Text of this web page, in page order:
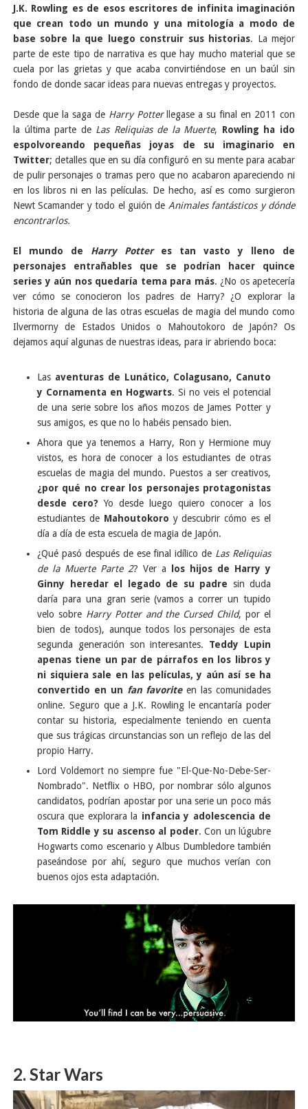
J.K. Rowling es de esos escritores de infinita imaginación
que crean todo un mundo y una mitología a modo de
base sobre la que luego construir sus historias. La mejor
parte de este tipo de narrativa es que hay mucho material que se
cuela por las grietas y que acaba convirtiéndose en un baúl sin
fondo de donde sacar ideas para nuevas entregas y proyectos.
Desde que la saga de Harry Potter llegase a su final en 2011 con
la última parte de Las Reliquias de la Muerte, Rowling ha ido
espolvoreando pequeñas joyas de su imaginario en
Twitter; detalles que en su día configuró en su mente para acabar
de pulir personajes o tramas pero que no acabaron apareciendo ni
en los libros ni en las películas. De hecho, así es como surgieron
Newt Scamander y todo el guión de Animales fantásticos y dónde
encontrarlos.
El mundo de Harry Potteres tan vasto y lleno de
personajes entrañables que se podrían hacer quince
series y aún nos quedaría tema para más. ¿No os apetecería
ver cómo se conocieron los padres de Harry? ¿O explorar la
historia de alguna de las otras escuelas de magia del mundo como
Ilvermorny de Estados Unidos o Mahoutokoro de Japón? Os
dejamos aquí algunas de nuestras ideas, para ir abriendo boca:
Las aventuras de Lunático, Colagusano, Canuto
y Cornamenta en Hogwarts. Si no veis el potencial
de una serie sobre los años mozos de James Potter y
sus amigos, es que no lo habéis pensado bien.
Ahora que ya tenemos a Harry, Ron y Hermione muy
vistos, es hora de conocer a los estudiantes de otras
escuelas de magia del mundo. Puestos a ser creativos,
¿por qué no crear los personajes protagonistas
desde cero? Yo desde luego quiero conocer a los
estudiantes de Mahoutokoro y descubrir cómo es el
día a día de esta escuela de magia de Japón.
¿Qué pasó después de ese final idílico de Las Reliquias
de la Muerte Parte 2? Ver a
los hijos de Harry y
Ginny heredar el legado de su padre sin duda
daría para una gran serie (vamos a correr un tupido
velo sobre Harry Potter and the Cursed Child, por el
bien de todos), aunque todos los personajes de esta
segunda generación son interesantes. Teddy Lupin
apenas tiene un par de párrafos en los libros y
ni siquiera sale en las películas, y aún así se ha
convertido en un fan favoriteen las comunidades
online. Seguro que a J.K. Rowling le encantaría poder
contar su historia, especialmente teniendo en cuenta
que sus trágicas circunstancias son un reflejo de las del
propio Harry.
Lord Voldemort no siempre fue "El-Que-No-Debe-Ser-
Nombrado". Netflix o HBO, por nombrar sólo algunos
candidatos, podrían apostar por una serie un poco más
oscura que explorara la infancia y adolescencia de
Tom Riddle y su ascenso al poder. Con un lúgubre
Hogwarts como escenario y Albus Dumbledore también
paseándose por ahí, seguro que muchos verían con
buenos ojos esta adaptación.
2. Star Wars